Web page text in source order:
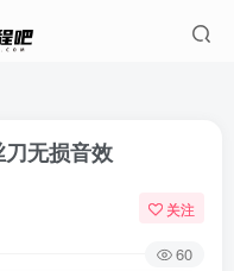
无损音效
关注
60